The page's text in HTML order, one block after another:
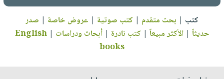
كتب | بحث متقدم | كتب صوتية | عروض خاصة | صدر
حديثاً |الأكثر مبيعاً | كتب نادرة |أبحاث ودراسات |
English
books